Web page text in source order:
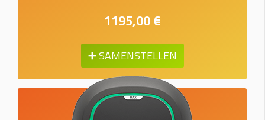
1195,00 €
➕ SAMENSTELLEN